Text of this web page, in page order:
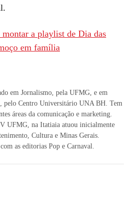
montar a playlist de Dia das
em família
em Jornalismo, pela UFMG, e em
pelo Centro Universitário UNA BH. Tem
áreas da comunicação e marketing.
UFMG, na Itatiaia atuou inicialmente
Cultura e Minas Gerais.
as editorias Pop e Carnaval.